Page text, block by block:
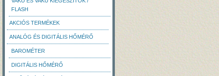
FLASH
AKCIÓS TERMÉKEK
ANALÓG ÉS DIGITÁLIS HŐMÉRŐ
BAROMÉTER
DIGITÁLIS HŐMÉRŐ